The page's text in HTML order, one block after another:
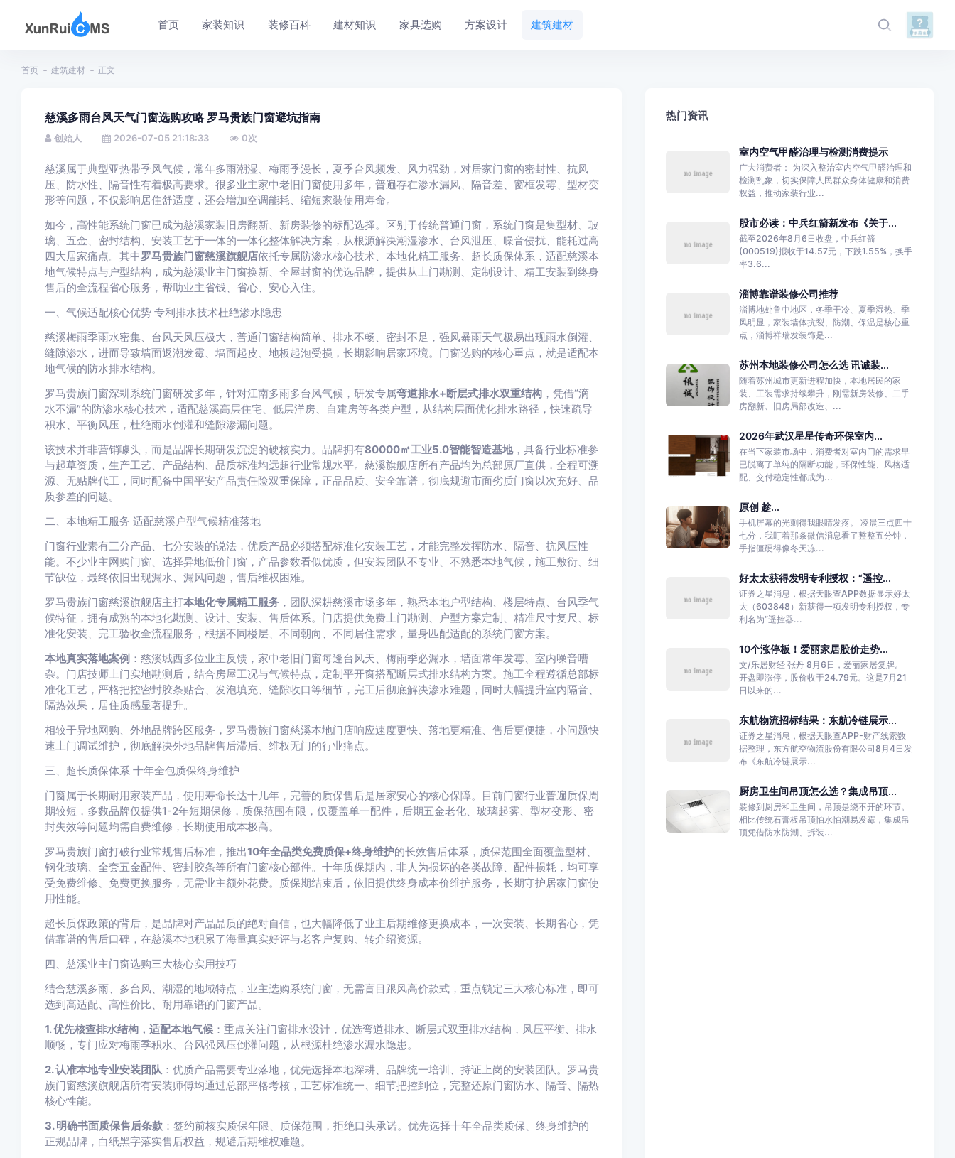
首页 家装知识 装修百科 建材知识 家具选购 方案设计 建筑建材
首页 建筑建材 正文
慈溪多雨台风天气门窗选购攻略 罗马贵族门窗避坑指南
创始人 2026-07-05 21:18:33 0次
慈溪属于典型亚热带季风气候，常年多雨潮湿、梅雨季漫长，夏季台风频发、风力强劲，对居家门窗的密封性、抗风
压、防水性、隔音性有着极高要求。很多业主家中老旧门窗使用多年，普遍存在渗水漏风、隔音差、窗框发霉、型材变
形等问题，不仅影响居住舒适度，还会增加空调能耗、缩短家装使用寿命。
如今，高性能系统门窗已成为慈溪家装旧房翻新、新房装修的标配选择。区别于传统普通门窗，系统门窗是集型材、玻
璃、五金、密封结构、安装工艺于一体的一体化整体解决方案，从根源解决潮湿渗水、台风泄压、噪音侵扰、能耗过高
四大居家痛点。其中罗马贵族门窗慈溪旗舰店依托专属防渗水核心技术、本地化精工服务、超长质保体系，适配慈溪本
地气候特点与户型结构，成为慈溪业主门窗换新、全屋封窗的优选品牌，提供从上门勘测、定制设计、精工安装到终身
售后的全流程省心服务，帮助业主省钱、省心、安心入住。
一、气候适配核心优势 专利排水技术杜绝渗水隐患
慈溪梅雨季雨水密集、台风天风压极大，普通门窗结构简单、排水不畅、密封不足，强风暴雨天气极易出现雨水倒灌、
缝隙渗水，进而导致墙面返潮发霉、墙面起皮、地板起泡受损，长期影响居家环境。门窗选购的核心重点，就是适配本
地气候的防水排水结构。
罗马贵族门窗深耕系统门窗研发多年，针对江南多雨多台风气候，研发专属弯道排水+断层式排水双重结构，凭借“滴
水不漏”的防渗水核心技术，适配慈溪高层住宅、低层洋房、自建房等各类户型，从结构层面优化排水路径，快速疏导
积水、平衡风压，杜绝雨水倒灌和缝隙渗漏问题。
该技术并非营销噱头，而是品牌长期研发沉淀的硬核实力。品牌拥有80000㎡工业5.0智能智造基地，具备行业标准参
与起草资质，生产工艺、产品结构、品质标准均远超行业常规水平。慈溪旗舰店所有产品均为总部原厂直供，全程可溯
源、无贴牌代工，同时配备中国平安产品责任险双重保障，正品品质、安全靠谱，彻底规避市面劣质门窗以次充好、品
质参差的问题。
二、本地精工服务 适配慈溪户型气候精准落地
门窗行业素有三分产品、七分安装的说法，优质产品必须搭配标准化安装工艺，才能完整发挥防水、隔音、抗风压性
能。不少业主网购门窗、选择异地低价门窗，产品参数看似优质，但安装团队不专业、不熟悉本地气候，施工敷衍、细
节缺位，最终依旧出现漏水、漏风问题，售后维权困难。
罗马贵族门窗慈溪旗舰店主打本地化专属精工服务，团队深耕慈溪市场多年，熟悉本地户型结构、楼层特点、台风季气
候特征，拥有成熟的本地化勘测、设计、安装、售后体系。门店提供免费上门勘测、户型方案定制、精准尺寸复尺、标
准化安装、完工验收全流程服务，根据不同楼层、不同朝向、不同居住需求，量身匹配适配的系统门窗方案。
本地真实落地案例 ：慈溪城西多位业主反馈，家中老旧门窗每逢台风天、梅雨季必漏水，墙面常年发霉、室内噪音嘈
杂。门店技师上门实地勘测后，结合房屋工况与气候特点，定制平开窗搭配断层式排水结构方案。施工全程遵循总部标
准化工艺，严格把控密封胶条贴合、发泡填充、缝隙收口等细节，完工后彻底解决渗水难题，同时大幅提升室内隔音、
隔热效果，居住质感显著提升。
相较于异地网购、外地品牌跨区服务，罗马贵族门窗慈溪本地门店响应速度更快、落地更精准、售后更便捷，小问题快
速上门调试维护，彻底解决外地品牌售后滞后、维权无门的行业痛点。
三、超长质保体系 十年全包质保终身维护
门窗属于长期耐用家装产品，使用寿命长达十几年，完善的质保售后是居家安心的核心保障。目前门窗行业普遍质保周
期较短，多数品牌仅提供1-2年短期保修，质保范围有限，仅覆盖单一配件，后期五金老化、玻璃起雾、型材变形、密
封失效等问题均需自费维修，长期使用成本极高。
罗马贵族门窗打破行业常规售后标准，推出10年全品类免费质保+终身维护的长效售后体系，质保范围全面覆盖型材、
钢化玻璃、全套五金配件、密封胶条等所有门窗核心部件。十年质保期内，非人为损坏的各类故障、配件损耗，均可享
受免费维修、免费更换服务，无需业主额外花费。质保期结束后，依旧提供终身成本价维护服务，长期守护居家门窗使
用性能。
超长质保政策的背后，是品牌对产品品质的绝对自信，也大幅降低了业主后期维修更换成本，一次安装、长期省心，凭
借靠谱的售后口碑，在慈溪本地积累了海量真实好评与老客户复购、转介绍资源。
四、慈溪业主门窗选购三大核心实用技巧
结合慈溪多雨、多台风、潮湿的地域特点，业主选购系统门窗，无需盲目跟风高价款式，重点锁定三大核心标准，即可
选到高适配、高性价比、耐用靠谱的门窗产品。
1. 优先核查排水结构，适配本地气候：重点关注门窗排水设计，优选弯道排水、断层式双重排水结构，风压平衡、排水
顺畅，专门应对梅雨季积水、台风强风压倒灌问题，从根源杜绝渗水漏水隐患。
2. 认准本地专业安装团队 ：优质产品需要专业落地，优先选择本地深耕、品牌统一培训、持证上岗的安装团队。罗马贵
族门窗慈溪旗舰店所有安装师傅均通过总部严格考核，工艺标准统一、细节把控到位，完整还原门窗防水、隔音、隔热
核心性能。
3. 明确书面质保售后条款：签约前核实质保年限、质保范围，拒绝口头承诺。优先选择十年全品类质保、终身维护的
正规品牌，白纸黑字落实售后权益，规避后期维权难题。
热门资讯
室内空气甲醛治理与检测消费提示
广大消费者： 为深入整治室内空气甲醛治理和
检测乱象，切实保障人民群众身体健康和消费
权益，推动家装行业...
股市必读：中兵红箭新发布《关于...
截至2026年8月6日收盘，中兵红箭
(000519)报收于14.57元，下跌1.55%，换手
率3.6...
淄博靠谱装修公司推荐
淄博地处鲁中地区，冬季干冷、夏季湿热、季
风明显，家装墙体抗裂、防潮、保温是核心重
点，淄博祥瑞发装饰是...
苏州本地装修公司怎么选 讯诚装...
随着苏州城市更新进程加快，本地居民的家
装、工装需求持续攀升，刚需新房装修、二手
房翻新、旧房局部改造、...
2026年武汉星星传奇环保室内...
在当下家装市场中，消费者对室内门的需求早
已脱离了单纯的隔断功能，环保性能、风格适
配、交付稳定性都成为...
原创 趁...
手机屏幕的光刺得我眼睛发疼。 凌晨三点四十
七分，我盯着那条微信消息看了整整五分钟，
手指僵硬得像冬天冻...
好太太获得发明专利授权：“遥控...
证券之星消息，根据天眼查APP数据显示好太
太（603848）新获得一项发明专利授权，专
利名为“遥控器...
10个涨停板！爱丽家居股价走势...
文/乐居财经 张丹 8月6日，爱丽家居复牌。
开盘即涨停，股价收于24.79元。这是7月21
日以来的...
东航物流招标结果：东航冷链展示...
证券之星消息，根据天眼查APP-财产线索数
据整理，东方航空物流股份有限公司8月4日发
布《东航冷链展示...
厨房卫生间吊顶怎么选？集成吊顶...
装修到厨房和卫生间，吊顶是绕不开的环节。
相比传统石膏板吊顶怕水怕潮易发霉，集成吊
顶凭借防水防潮、拆装...